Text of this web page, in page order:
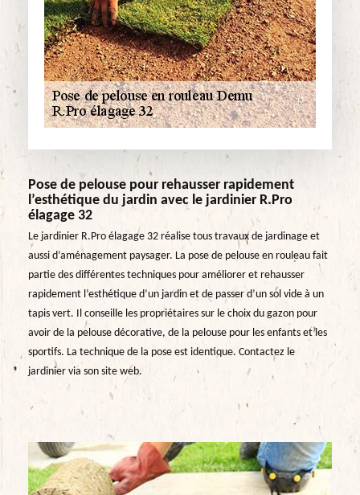
Pose de pelouse pour rehausser rapidement
l’esthétique du jardin avec le jardinier R.Pro
élagage 32
Le jardinier R.Pro élagage 32 réalise tous travaux de jardinage et
aussi d’aménagement paysager. La pose de pelouse en rouleau fait
partie des différentes techniques pour améliorer et rehausser
rapidement l’esthétique d’un jardin et de passer d’un sol vide à un
tapis vert. Il conseille les propriétaires sur le choix du gazon pour
avoir de la pelouse décorative, de la pelouse pour les enfants et les
sportifs. La technique de la pose est identique. Contactez le
jardinier via son site web.